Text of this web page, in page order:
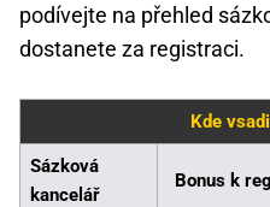
podívejte na přehled
dostanete za registraci.
Kde
Sázková
kancelář
Bonus k